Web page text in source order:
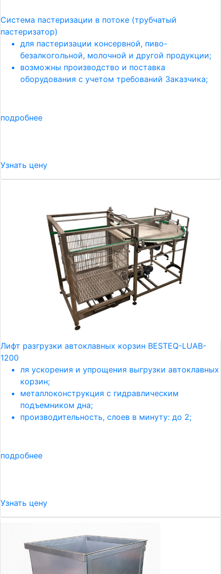
Система пастеризации в потоке (трубчатый
пастеризатор)
для пастеризации консервной, пиво-
безалкогольной, молочной и другой продукции;
возможны производство и поставка
оборудования с учетом требований Заказчика;
подробнее
Узнать цену
Лифт разгрузки автоклавных корзин BESTEQ-LUAB-
1200
ля ускорения и упрощения выгрузки автоклавных
корзин;
металлоконструкция с гидравлическим
подъемником дна;
производительность, слоев в минуту: до 2;
подробнее
Узнать цену